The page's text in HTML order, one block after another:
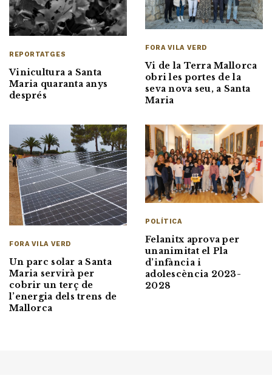
REPORTATGES
Vinicultura a Santa
Maria quaranta anys
després
FORA VILA VERD
Vi de la Terra Mallorca
obri les portes de la
seva nova seu, a Santa
Maria
FORA VILA VERD
Un parc solar a Santa
Maria servirà per
cobrir un terç de
l’energia dels trens de
Mallorca
POLÍTICA
Felanitx aprova per
unanimitat el Pla
d’infància i
adolescència 2023-
2028